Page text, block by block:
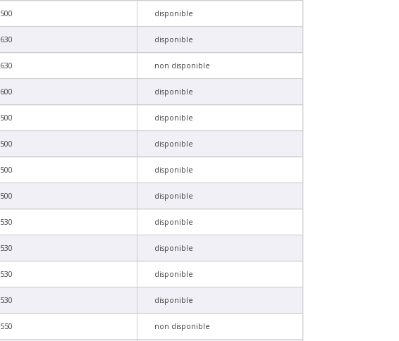
500 disponible
630 disponible
630 non disponible
600 disponible
500 disponible
500 disponible
500 disponible
500 disponible
530 disponible
530 disponible
530 disponible
530 disponible
550 non disponible